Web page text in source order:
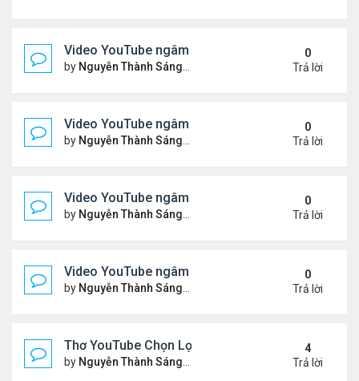
Video YouTube ngâm bài Thơ Nhạc: Ngậm Ngùi
by Nguyễn Thành Sáng Thứ 7 Tháng 3 14, 2026 7:14
0
Trả lời
Video YouTube ngâm bài Thơ Nhạc: Tiếng Tơ
by Nguyễn Thành Sáng Thứ 3 Tháng 3 10, 2026 7:27
0
Trả lời
Video YouTube ngâm bài Thơ Nhạc: Xin Hãy Cho
by Nguyễn Thành Sáng Thứ 7 Tháng 3 07, 2026 6:39
0
Trả lời
Video YouTube ngâm bài Thơ Nhạc: Chiếc Bóng
by Nguyễn Thành Sáng Thứ 4 Tháng 3 04, 2026 6:38
0
Trả lời
Thơ YouTube Chọn Lọc - Nhất Lang (1)
by Nguyễn Thành Sáng Thứ 3 Tháng 2 17, 2026 7:33
4
Trả lời